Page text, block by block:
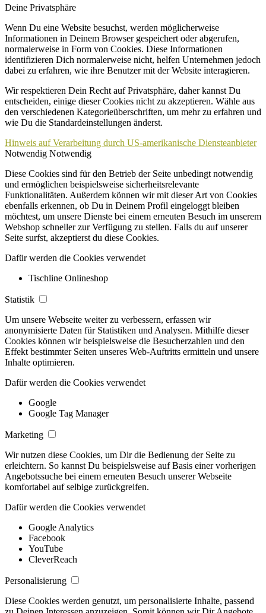
Deine Privatsphäre
Wenn Du eine Website besuchst, werden möglicherweise
Informationen in Deinem Browser gespeichert oder abgerufen,
normalerweise in Form von Cookies. Diese Informationen
identifizieren Dich normalerweise nicht, helfen Unternehmen jedoch
dabei zu erfahren, wie ihre Benutzer mit der Website interagieren.
Wir respektieren Dein Recht auf Privatsphäre, daher kannst Du
entscheiden, einige dieser Cookies nicht zu akzeptieren. Wähle aus
den verschiedenen Kategorieüberschriften, um mehr zu erfahren und
wie Du die Standardeinstellungen änderst.
Hinweis auf Verarbeitung durch US-amerikanische Diensteanbieter
Notwendig Notwendig
Diese Cookies sind für den Betrieb der Seite unbedingt notwendig
und ermöglichen beispielsweise sicherheitsrelevante
Funktionalitäten. Außerdem können wir mit dieser Art von Cookies
ebenfalls erkennen, ob Du in Deinem Profil eingeloggt bleiben
möchtest, um unsere Dienste bei einem erneuten Besuch im unserem
Webshop schneller zur Verfügung zu stellen. Falls du auf unserer
Seite surfst, akzeptierst du diese Cookies.
Dafür werden die Cookies verwendet
Tischline Onlineshop
Statistik
Um unsere Webseite weiter zu verbessern, erfassen wir
anonymisierte Daten für Statistiken und Analysen. Mithilfe dieser
Cookies können wir beispielsweise die Besucherzahlen und den
Effekt bestimmter Seiten unseres Web-Auftritts ermitteln und unsere
Inhalte optimieren.
Dafür werden die Cookies verwendet
Google
Google Tag Manager
Marketing
Wir nutzen diese Cookies, um Dir die Bedienung der Seite zu
erleichtern. So kannst Du beispielsweise auf Basis einer vorherigen
Angebotssuche bei einem erneuten Besuch unserer Webseite
komfortabel auf selbige zurückgreifen.
Dafür werden die Cookies verwendet
Google Analytics
Facebook
YouTube
CleverReach
Personalisierung
Diese Cookies werden genutzt, um personalisierte Inhalte, passend